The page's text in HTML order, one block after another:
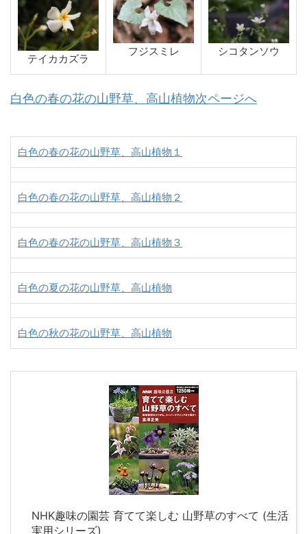
テイカカズラ
フジスミレ シコタンソウ
白色の春の花の山野草、高山植物次ページへ
白色の春の花の山野草、高山植物１
白色の春の花の山野草、高山植物２
白色の春の花の山野草、高山植物３
白色の夏の花の山野草、高山植物
白色の秋の花の山野草、高山植物
NHK趣味の園芸 育てて楽しむ 山野草のすべて (生活
実用シリーズ)